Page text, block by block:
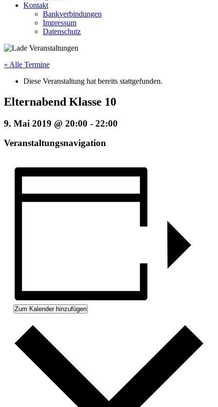
Kontakt
Bankverbindungen
Impressum
Datenschutz
« Alle Termine
Diese Veranstaltung hat bereits stattgefunden.
Elternabend Klasse 10
9. Mai 2019 @ 20:00 - 22:00
Veranstaltungsnavigation
Zum Kalender hinzufügen